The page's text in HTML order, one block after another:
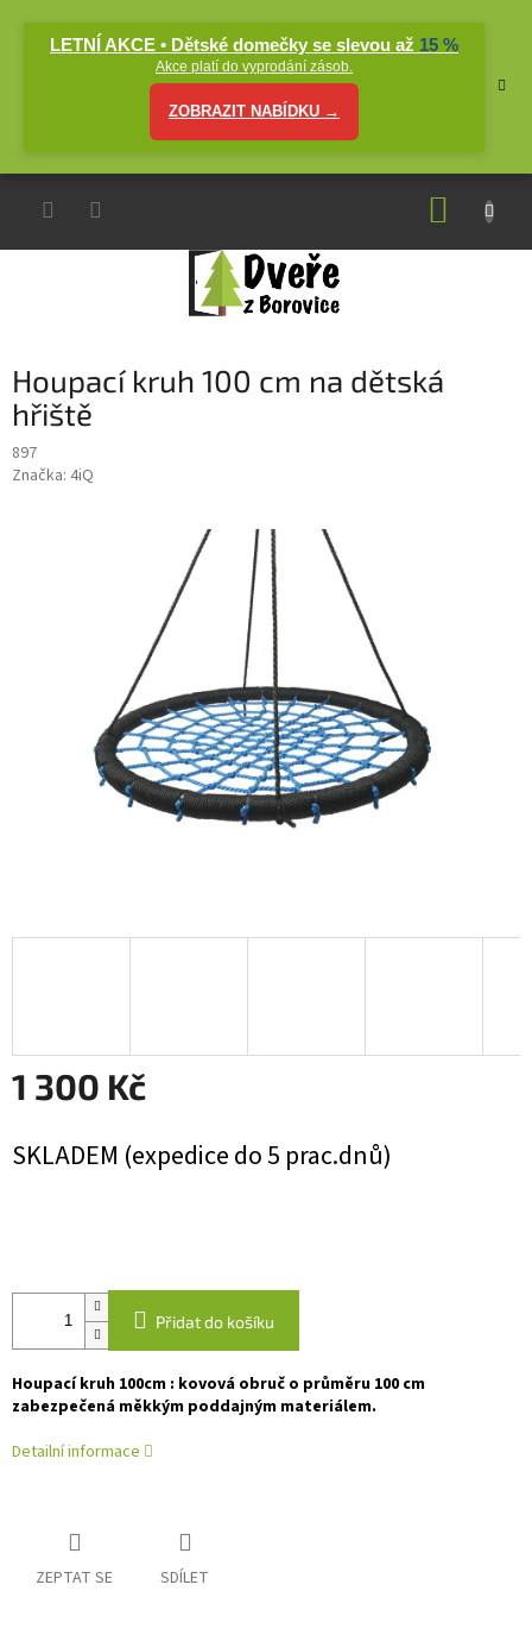
LETNÍ AKCE • Dětské domečky se slevou až 15 %
Akce platí do vyprodání zásob.
ZOBRAZIT NABÍDKU →
Houpací kruh 100 cm na dětská
hřiště
897
Značka: 4iQ
1 300 Kč
cena:
SKLADEM (expedice do 5 prac.dnů)
Přidat do košíku
Houpací kruh 100cm : kovová obruč o průměru 100 cm
zabezpečená měkkým poddajným materiálem.
Detailní informace
ZEPTAT SE SDÍLET